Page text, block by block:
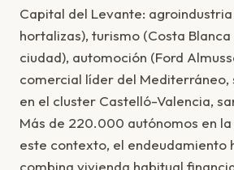
Capital del Levante:
hortalizas), turismo (Costa
ciudad), automoción (Ford
comercial líder del
en el cluster Castelló-Valencia,
Más de 220.000 autónomos en la
este contexto, el endeudamiento
combina vivienda habitual